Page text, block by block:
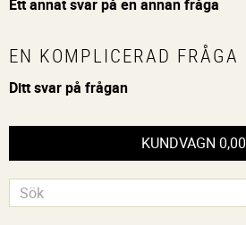
Ett annat svar på en annan fråga
EN KOMPLICERAD FRÅGA
Ditt svar på frågan
KUNDVAGN 0,00